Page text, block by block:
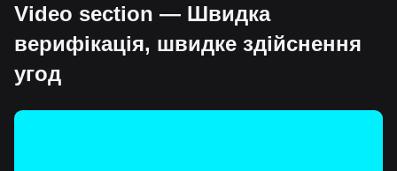
Video section — Швидка
верифікація, швидке здійснення
угод